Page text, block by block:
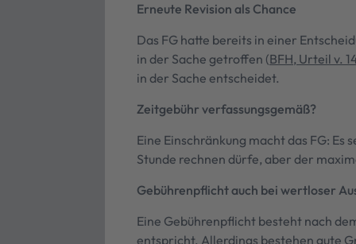
Erneute Revision als Chance
Das FG hatte bereits in einer
in der Sache getroffen (BFH, Urteil v.
in der Sache entscheidet.
Zeitgebühr verfassungsgemäß?
Eine Einschränkung macht das FG:
Stunde rechnen dürfe, aber der
Gebührenpflicht auch bei wertloser
Eine Gebührenpflicht besteht nach
entspricht. Allerdings bestehen gute